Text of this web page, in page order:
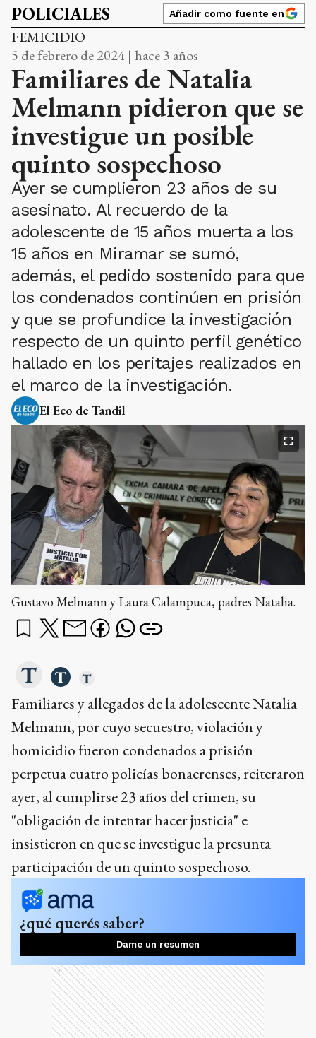
POLICIALES Añadir como fuente en
FEMICIDIO
5 de febrero de 2024 | hace 3 años
Familiares de Natalia
Melmann pidieron que se
investigue un posible
quinto sospechoso
Ayer se cumplieron 23 años de su
asesinato. Al recuerdo de la
adolescente de 15 años muerta a los
15 años en Miramar se sumó,
además, el pedido sostenido para que
los condenados continúen en prisión
y que se profundice la investigación
respecto de un quinto perfil genético
hallado en los peritajes realizados en
el marco de la investigación.
El Eco de Tandil
Gustavo Melmann y Laura Calampuca, padres Natalia.
Familiares y allegados de la adolescente Natalia
Melmann, por cuyo secuestro, violación y
homicidio fueron condenados a prisión
perpetua cuatro policías bonaerenses, reiteraron
ayer, al cumplirse 23 años del crimen, su
"obligación de intentar hacer justicia" e
insistieron en que se investigue la presunta
participación de un quinto sospechoso.
¿qué querés saber?
Dame un resumen
Ads